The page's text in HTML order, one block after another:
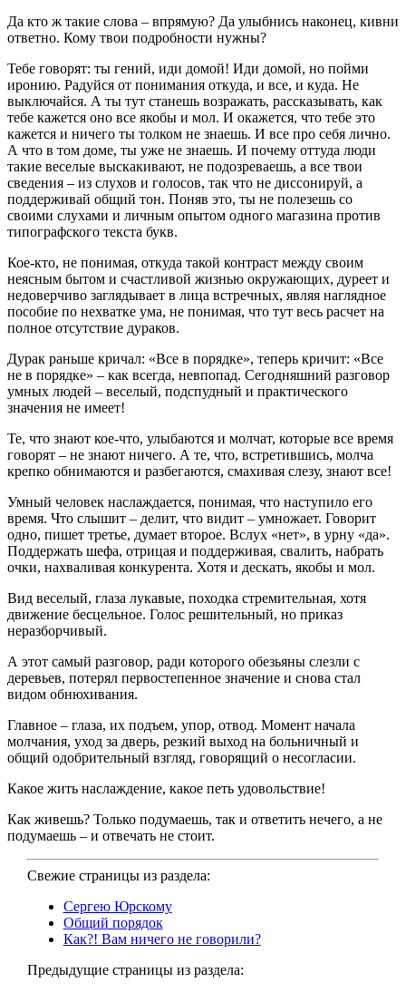
Да кто ж такие слова – впрямую? Да улыбнись наконец, кивни
ответно. Кому твои подробности нужны?
Тебе говорят: ты гений, иди домой! Иди домой, но пойми
иронию. Радуйся от понимания откуда, и все, и куда. Не
выключайся. А ты тут станешь возражать, рассказывать, как
тебе кажется оно все якобы и мол. И окажется, что тебе это
кажется и ничего ты толком не знаешь. И все про себя лично.
А что в том доме, ты уже не знаешь. И почему оттуда люди
такие веселые выскакивают, не подозреваешь, а все твои
сведения – из слухов и голосов, так что не диссонируй, а
поддерживай общий тон. Поняв это, ты не полезешь со
своими слухами и личным опытом одного магазина против
типографского текста букв.
Кое-кто, не понимая, откуда такой контраст между своим
неясным бытом и счастливой жизнью окружающих, дуреет и
недоверчиво заглядывает в лица встречных, являя наглядное
пособие по нехватке ума, не понимая, что тут весь расчет на
полное отсутствие дураков.
Дурак раньше кричал: «Все в порядке», теперь кричит: «Все
не в порядке» – как всегда, невпопад. Сегодняшний разговор
умных людей – веселый, подспудный и практического
значения не имеет!
Те, что знают кое-что, улыбаются и молчат, которые все время
говорят – не знают ничего. А те, что, встретившись, молча
крепко обнимаются и разбегаются, смахивая слезу, знают все!
Умный человек наслаждается, понимая, что наступило его
время. Что слышит – делит, что видит – умножает. Говорит
одно, пишет третье, думает второе. Вслух «нет», в урну «да».
Поддержать шефа, отрицая и поддерживая, свалить, набрать
очки, нахваливая конкурента. Хотя и дескать, якобы и мол.
Вид веселый, глаза лукавые, походка стремительная, хотя
движение бесцельное. Голос решительный, но приказ
неразборчивый.
А этот самый разговор, ради которого обезьяны слезли с
деревьев, потерял первостепенное значение и снова стал
видом обнюхивания.
Главное – глаза, их подъем, упор, отвод. Момент начала
молчания, уход за дверь, резкий выход на больничный и
общий одобрительный взгляд, говорящий о несогласии.
Какое жить наслаждение, какое петь удовольствие!
Как живешь? Только подумаешь, так и ответить нечего, а не
подумаешь – и отвечать не стоит.
Свежие страницы из раздела:
Сергею Юрскому
Общий порядок
Как?! Вам ничего не говорили?
Предыдущие страницы из раздела: